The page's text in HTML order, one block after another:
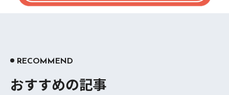
RECOMMEND
おすすめの記事